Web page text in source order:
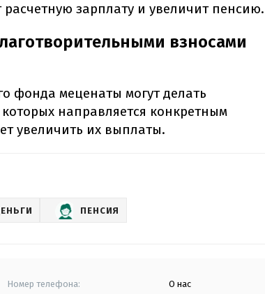
зарплату и увеличит пенсию.
взносами
фонда меценаты могут делать
направляется конкретным
увеличить их выплаты.
ПЕНСИЯ
Номер телефона: О нас